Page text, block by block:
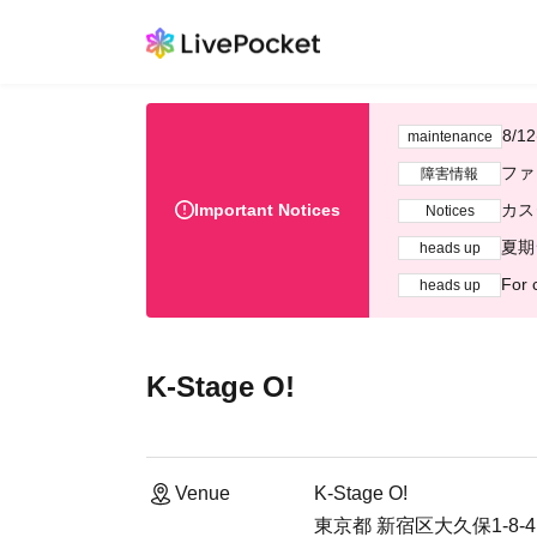
Important Notices
maintenance 8/
障害情報 フ
Notices カ
heads up 夏
heads up For
K-Stage O!
Venue
K-Stage O!
東京都 新宿区大久保1-8-